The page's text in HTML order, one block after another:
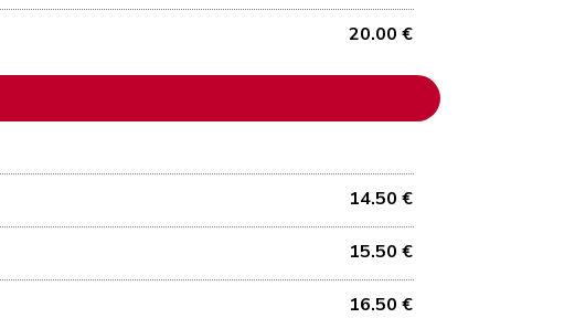
20.00 €
14.50 €
15.50 €
16.50 €